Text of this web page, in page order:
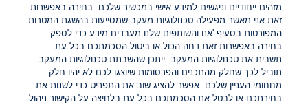
אין עדיין תגובות. היה הראשון להגיב
הוסף תגובה
מזהים ייחודיים וניגשים למידע אישי במכשיר שלכם. בחירה באפשרות
זאת אני מאשר מפעילה טכנולוגיות מעקב שמסייעות בהשגת המטרות
המפורטות בסעיף 'אנו והשותפים שלנו מעבדים מידע כדי לספק.
בחירה באפשרות זאת דחה הכול או ביטול הסכמתכם בכל עת
תשבית את טכנולוגיות המעקב. ייתכן שהשבתת טכנולוגיות המעקב
תוביל לכך שחלק מהתכנים והפרסומות שיוצגו לכם לא יהיו חלק
מחחומי העניין שלכם. אפשר להציג שוב את התפריט כדי לשנות את
בחירתכם או לבטל את הסכמתכם בכל עת בלחיצה על הקישור ניהול